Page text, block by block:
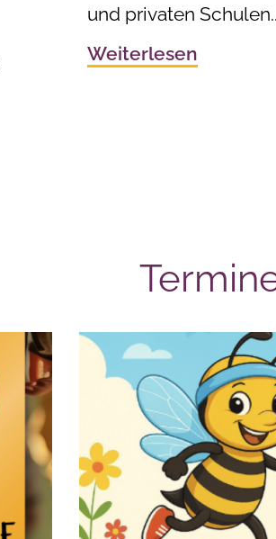
und privaten
Weiterlesen